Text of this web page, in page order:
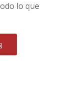
lo que